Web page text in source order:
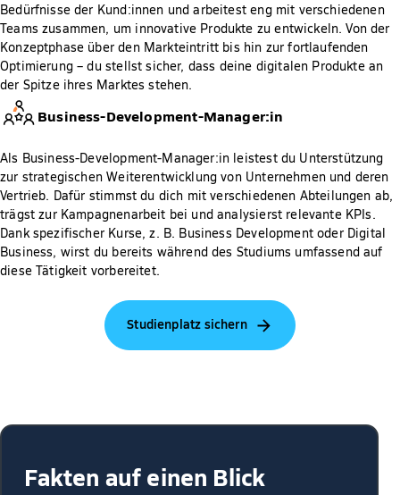
Bedürfnisse der Kund:innen und arbeitest eng mit verschiedenen
Teams zusammen, um innovative Produkte zu entwickeln. Von der
Konzeptphase über den Markteintritt bis hin zur fortlaufenden
Optimierung – du stellst sicher, dass deine digitalen Produkte an
der Spitze ihres Marktes stehen.
Business-Development-Manager:in
Als Business-Development-Manager:in leistest du Unterstützung
zur strategischen Weiterentwicklung von Unternehmen und deren
Vertrieb. Dafür stimmst du dich mit verschiedenen Abteilungen ab,
trägst zur Kampagnenarbeit bei und analysierst relevante KPIs.
Dank spezifischer Kurse, z. B. Business Development oder Digital
Business, wirst du bereits während des Studiums umfassend auf
diese Tätigkeit vorbereitet.
Studienplatz sichern
Fakten auf einen Blick